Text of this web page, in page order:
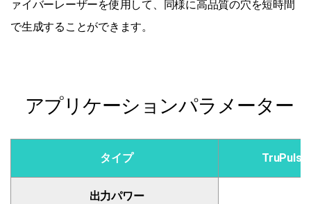
ァイバーレーザーを使用して、同様に高品質の穴を短時間
で生成することができます。
アプリケーションパラメーター
タイプ TruPulse
出力パワー